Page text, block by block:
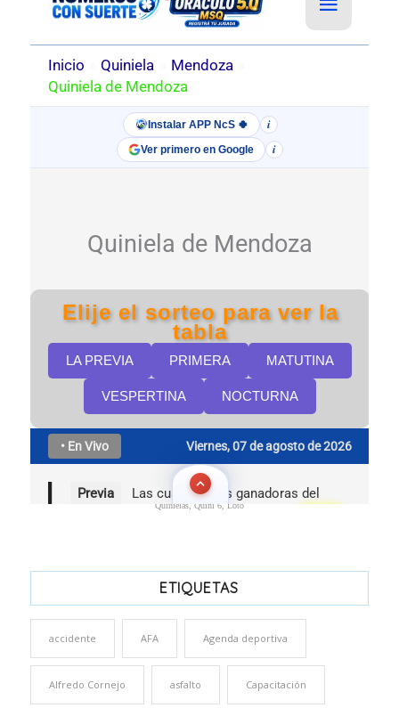
Quinielas, Quini 6, Loto
ETIQUETAS
accidente AFA Agenda deportiva
Alfredo Cornejo asfalto Capacitación